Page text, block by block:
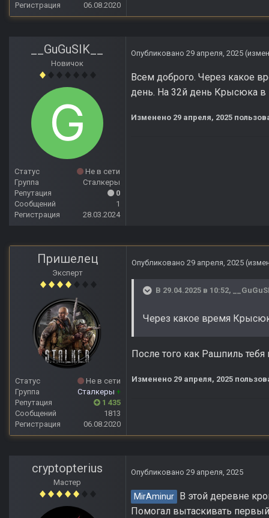
Регистрация
06.08.2020
__GuGuSIK__
Новичок
Статус
Не в сети
Группа
Сталкеры
Репутация
0
Сообщений
1
Регистрация
28.03.2024
Опубликовано 29 апреля, 2025
Всем доброго. Через какое
день. На 32й день Крысюка в
Изменено 29 апреля, 2025
Пришелец
Эксперт
Статус
Не в сети
Группа
Сталкеры +
Репутация
1 435
Сообщений
1813
Регистрация
06.08.2020
Опубликовано 29 апреля, 2025
В 29.04.2025 в 10:52,
Через какое время
После того как Рашпиль
Изменено 29 апреля, 2025
cryptopterius
Мастер
Опубликовано 29 апреля, 2025
MirAminur
В этой деревне
Помогал вытаскивать